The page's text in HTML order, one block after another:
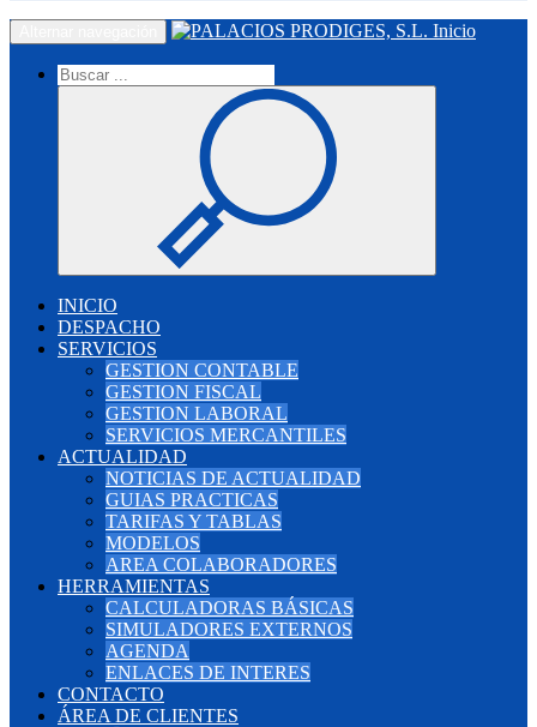
Inicio
INICIO
DESPACHO
SERVICIOS
GESTION CONTABLE
GESTION FISCAL
GESTION LABORAL
SERVICIOS MERCANTILES
ACTUALIDAD
NOTICIAS DE ACTUALIDAD
GUIAS PRACTICAS
TARIFAS Y TABLAS
MODELOS
AREA COLABORADORES
HERRAMIENTAS
CALCULADORAS BÁSICAS
SIMULADORES EXTERNOS
AGENDA
ENLACES DE INTERES
CONTACTO
ÁREA DE CLIENTES